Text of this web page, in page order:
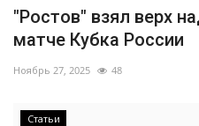
"Ростов" взял верх
матче Кубка России
Ноябрь 27, 2025 48
Статьи